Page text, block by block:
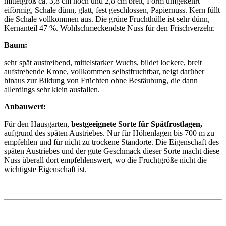
eiförmig, Schale dünn, glatt, fest geschlossen, Papiernuss. Kern füllt
die Schale vollkommen aus. Die grüne Fruchthülle ist sehr dünn,
Kernanteil 47 %. Wohlschmeckendste Nuss für den Frischverzehr.
Baum:
sehr spät austreibend, mittelstarker Wuchs, bildet lockere, breit
aufstrebende Krone, vollkommen selbstfruchtbar, neigt darüber
hinaus zur Bildung von Früchten ohne Bestäubung, die dann
allerdings sehr klein ausfallen.
Anbauwert:
Für den Hausgarten, bestgeeignete Sorte für Spätfrostlagen,
aufgrund des späten Austriebes. Nur für Höhenlagen bis 700 m zu
empfehlen und für nicht zu trockene Standorte. Die Eigenschaft des
späten Austriebes und der gute Geschmack dieser Sorte macht diese
Nuss überall dort empfehlenswert, wo die Fruchtgröße nicht die
wichtigste Eigenschaft ist.